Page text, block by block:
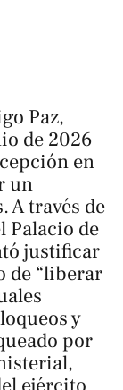
Paz,
de 2026
en
un
A través de
Palacio de
justificar
de “liberar
y
por